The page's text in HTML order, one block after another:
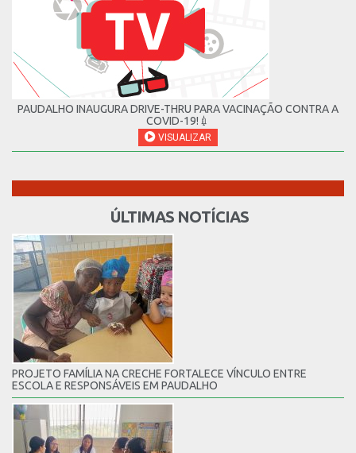
PAUDALHO INAUGURA DRIVE-THRU PARA VACINAÇÃO CONTRA A
COVID-19!💉
VISUALIZAR
ÚLTIMAS NOTÍCIAS
PROJETO FAMÍLIA NA CRECHE FORTALECE VÍNCULO ENTRE
ESCOLA E RESPONSÁVEIS EM PAUDALHO